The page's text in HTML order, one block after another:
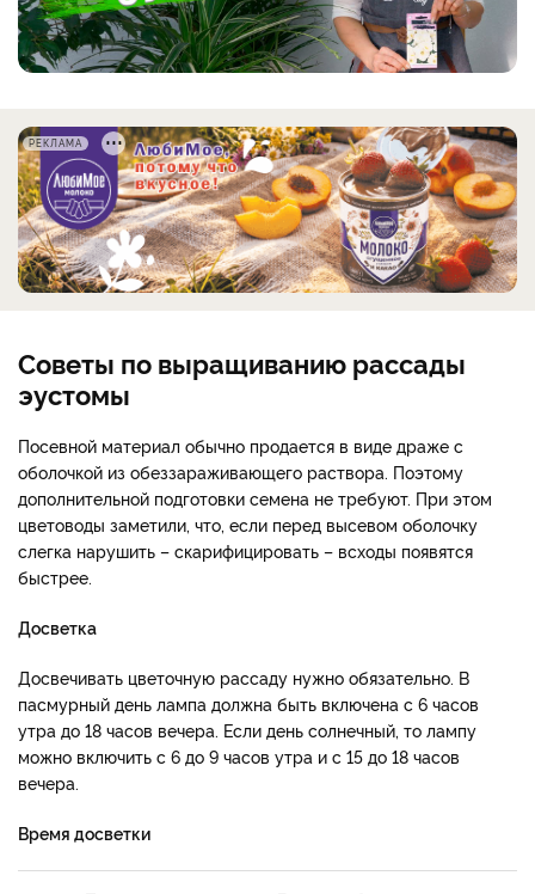
РЕКЛАМА
Советы по выращиванию рассады
эустомы
Посевной материал обычно продается в виде драже с
оболочкой из обеззараживающего раствора. Поэтому
дополнительной подготовки семена не требуют. При этом
цветоводы заметили, что, если перед высевом оболочку
слегка нарушить – скарифицировать – всходы появятся
быстрее.
Досветка
Досвечивать цветочную рассаду нужно обязательно. В
пасмурный день лампа должна быть включена с 6 часов
утра до 18 часов вечера. Если день солнечный, то лампу
можно включить с 6 до 9 часов утра и с 15 до 18 часов
вечера.
Время досветки